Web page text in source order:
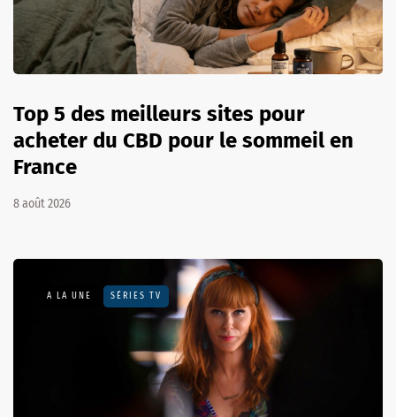
Top 5 des meilleurs sites pour
acheter du CBD pour le sommeil en
France
8 août 2026
A LA UNE SÉRIES TV